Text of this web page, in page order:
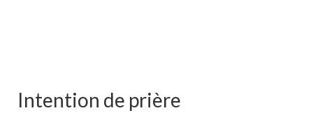
Intention de prière